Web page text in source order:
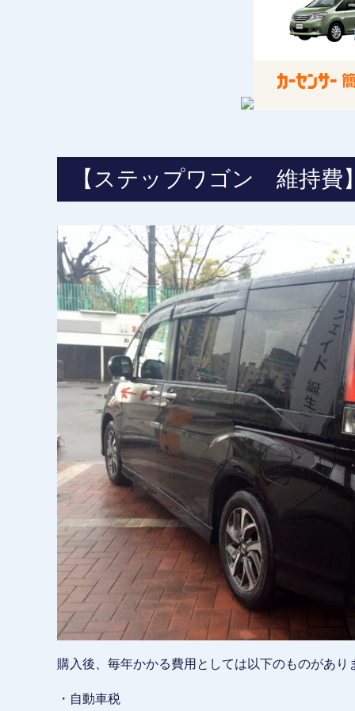
【ステップワゴン 維持費
購入後、毎年かかる費用としては以下のものがあり
・自動車税